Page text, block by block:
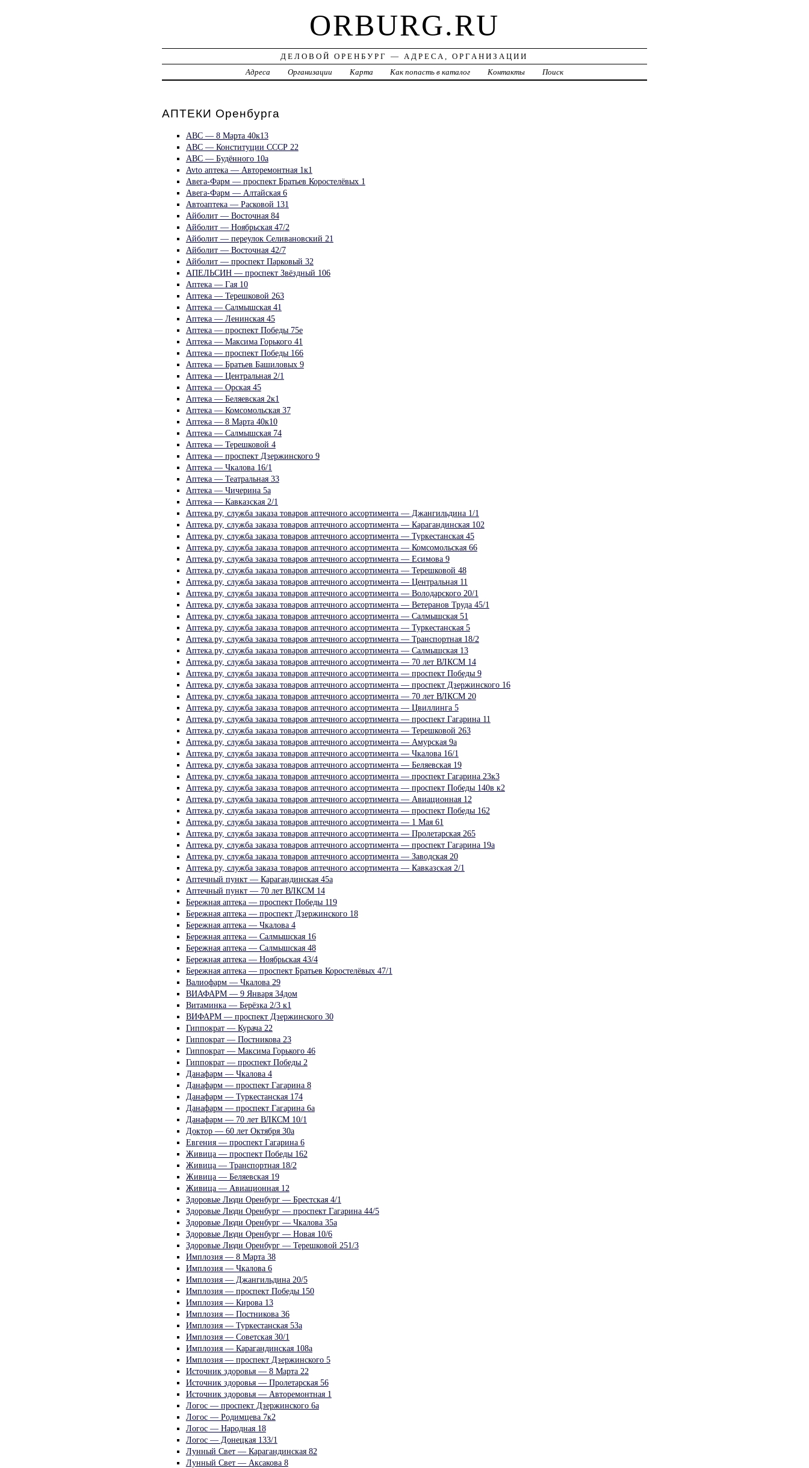
ORBURG.RU
ДЕЛОВОЙ ОРЕНБУРГ — АДРЕСА, ОРГАНИЗАЦИИ
Адреса
Организации Карта Как попасть в каталог Контакты Поиск
АПТЕКИ Оренбурга
ABC — 8 Марта 40к13
ABC — Конституции СССР 22
ABC — Будённого 10а
Avto аптека — Авторемонтная 1к1
Авега-Фарм — проспект Братьев Коростелёвых 1
Авега-Фарм — Алтайская 6
Автоаптека — Расковой 131
Айболит — Восточная 84
Айболит — Ноябрьская 47/2
Айболит — переулок Селивановский 21
Айболит — Восточная 42/7
Айболит — проспект Парковый 32
АПЕЛЬСИН — проспект Звёздный 106
Аптека — Гая 10
Аптека — Терешковой 263
Аптека — Салмышская 41
Аптека — Ленинская 45
Аптека — проспект Победы 75е
Аптека — Максима Горького 41
Аптека — проспект Победы 166
Аптека — Братьев Башиловых 9
Аптека — Центральная 2/1
Аптека — Орская 45
Аптека — Беляевская 2к1
Аптека — Комсомольская 37
Аптека — 8 Марта 40к10
Аптека — Салмышская 74
Аптека — Терешковой 4
Аптека — проспект Дзержинского 9
Аптека — Чкалова 16/1
Аптека — Театральная 33
Аптека — Чичерина 5а
Аптека — Кавказская 2/1
Аптека.ру, служба заказа товаров аптечного ассортимента — Джангильдина 1/1
Аптека.ру, служба заказа товаров аптечного ассортимента — Карагандинская 102
Аптека.ру, служба заказа товаров аптечного ассортимента — Туркестанская 45
Аптека.ру, служба заказа товаров аптечного ассортимента — Комсомольская 66
Аптека.ру, служба заказа товаров аптечного ассортимента — Есимова 9
Аптека.ру, служба заказа товаров аптечного ассортимента — Терешковой 48
Аптека.ру, служба заказа товаров аптечного ассортимента — Центральная 11
Аптека.ру, служба заказа товаров аптечного ассортимента — Володарского 20/1
Аптека.ру, служба заказа товаров аптечного ассортимента — Ветеранов Труда 45/1
Аптека.ру, служба заказа товаров аптечного ассортимента — Салмышская 51
Аптека.ру, служба заказа товаров аптечного ассортимента — Туркестанская 5
Аптека.ру, служба заказа товаров аптечного ассортимента — Транспортная 18/2
Аптека.ру, служба заказа товаров аптечного ассортимента — Салмышская 13
Аптека.ру, служба заказа товаров аптечного ассортимента — 70 лет ВЛКСМ 14
Аптека.ру, служба заказа товаров аптечного ассортимента — проспект Победы 9
Аптека.ру, служба заказа товаров аптечного ассортимента — проспект Дзержинского 16
Аптека.ру, служба заказа товаров аптечного ассортимента — 70 лет ВЛКСМ 20
Аптека.ру, служба заказа товаров аптечного ассортимента — Цвиллинга 5
Аптека.ру, служба заказа товаров аптечного ассортимента — проспект Гагарина 11
Аптека.ру, служба заказа товаров аптечного ассортимента — Терешковой 263
Аптека.ру, служба заказа товаров аптечного ассортимента — Амурская 9а
Аптека.ру, служба заказа товаров аптечного ассортимента — Чкалова 16/1
Аптека.ру, служба заказа товаров аптечного ассортимента — Беляевская 19
Аптека.ру, служба заказа товаров аптечного ассортимента — проспект Гагарина 23к3
Аптека.ру, служба заказа товаров аптечного ассортимента — проспект Победы 140в к2
Аптека.ру, служба заказа товаров аптечного ассортимента — Авиационная 12
Аптека.ру, служба заказа товаров аптечного ассортимента — проспект Победы 162
Аптека.ру, служба заказа товаров аптечного ассортимента — 1 Мая 61
Аптека.ру, служба заказа товаров аптечного ассортимента — Пролетарская 265
Аптека.ру, служба заказа товаров аптечного ассортимента — проспект Гагарина 19а
Аптека.ру, служба заказа товаров аптечного ассортимента — Заводская 20
Аптека.ру, служба заказа товаров аптечного ассортимента — Кавказская 2/1
Аптечный пункт — Карагандинская 45а
Аптечный пункт — 70 лет ВЛКСМ 14
Бережная аптека — проспект Победы 119
Бережная аптека — проспект Дзержинского 18
Бережная аптека — Чкалова 4
Бережная аптека — Салмышская 16
Бережная аптека — Салмышская 48
Бережная аптека — Ноябрьская 43/4
Бережная аптека — проспект Братьев Коростелёвых 47/1
Валиофарм — Чкалова 29
ВИАФАРМ — 9 Января 34дом
Витаминка — Берёзка 2/3 к1
ВИФАРМ — проспект Дзержинского 30
Гиппократ — Курача 22
Гиппократ — Постникова 23
Гиппократ — Максима Горького 46
Гиппократ — проспект Победы 2
Данафарм — Чкалова 4
Данафарм — проспект Гагарина 8
Данафарм — Туркестанская 174
Данафарм — проспект Гагарина 6а
Данафарм — 70 лет ВЛКСМ 10/1
Доктор — 60 лет Октября 30а
Евгения — проспект Гагарина 6
Живица — проспект Победы 162
Живица — Транспортная 18/2
Живица — Беляевская 19
Живица — Авиационная 12
Здоровые Люди Оренбург — Брестская 4/1
Здоровые Люди Оренбург — проспект Гагарина 44/5
Здоровые Люди Оренбург — Чкалова 35а
Здоровые Люди Оренбург — Новая 10/6
Здоровые Люди Оренбург — Терешковой 251/3
Имплозия — 8 Марта 38
Имплозия — Чкалова 6
Имплозия — Джангильдина 20/5
Имплозия — проспект Победы 150
Имплозия — Кирова 13
Имплозия — Постникова 36
Имплозия — Туркестанская 53а
Имплозия — Советская 30/1
Имплозия — Карагандинская 108а
Имплозия — проспект Дзержинского 5
Источник здоровья — 8 Марта 22
Источник здоровья — Пролетарская 56
Источник здоровья — Авторемонтная 1
Логос — проспект Дзержинского 6а
Логос — Родимцева 7к2
Логос — Народная 18
Логос — Донецкая 133/1
Лунный Свет — Карагандинская 82
Лунный Свет — Аксакова 8